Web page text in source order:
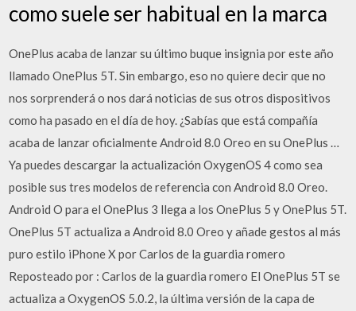
como suele ser habitual en la marca
OnePlus acaba de lanzar su último buque insignia por este año
llamado OnePlus 5T. Sin embargo, eso no quiere decir que no
nos sorprenderá o nos dará noticias de sus otros dispositivos
como ha pasado en el día de hoy. ¿Sabías que está compañía
acaba de lanzar oficialmente Android 8.0 Oreo en su OnePlus …
Ya puedes descargar la actualización OxygenOS 4 como sea
posible sus tres modelos de referencia con Android 8.0 Oreo.
Android O para el OnePlus 3 llega a los OnePlus 5 y OnePlus 5T.
OnePlus 5T actualiza a Android 8.0 Oreo y añade gestos al más
puro estilo iPhone X por Carlos de la guardia romero
Reposteado por : Carlos de la guardia romero El OnePlus 5T se
actualiza a OxygenOS 5.0.2, la última versión de la capa de